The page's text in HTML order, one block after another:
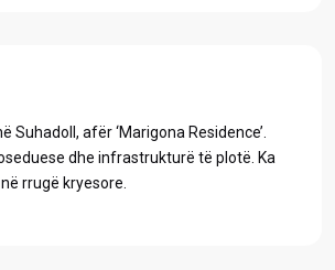
Suhadoll, afër ‘Marigona Residence’.
dhe infrastrukturë të plotë. Ka
rrugë kryesore.